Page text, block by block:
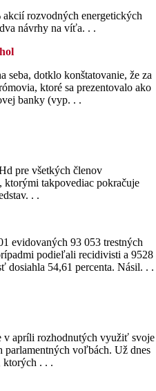
rozvodných energetických
návrhy na víťa. . .
seba, dotklo konštatovanie, že za
ktoré sa prezentovalo ako
banky (vyp. . .
pre všetkých členov
takpovediac pokračuje
. .
evidovaných 93 053 trestných
podieľali recidivisti a 9528
dosiahla 54,61 percenta. Násil. . .
v apríli rozhodnutých využiť svoje
parlamentných voľbách. Už dnes
ktorých . . .